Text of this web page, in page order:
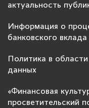
актуальность
Информация о
банковского
Политика в
данных
«Финансовая
просветительский